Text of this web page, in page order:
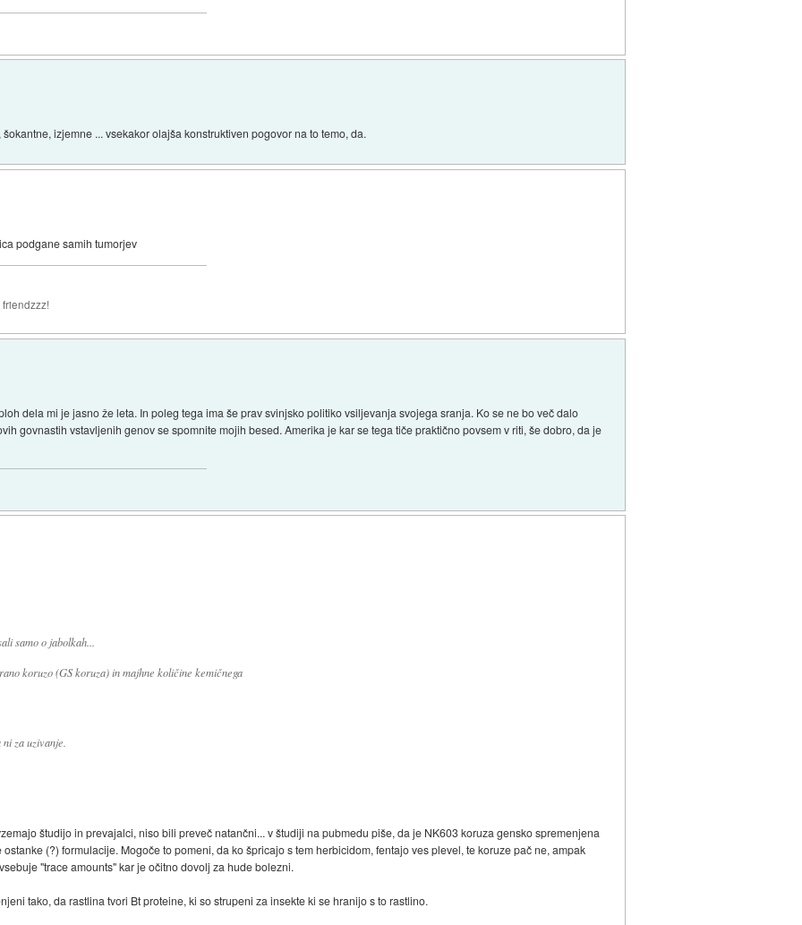
izjemne ... vsekakor olajša konstruktiven pogovor na to temo, da.
podgane samih tumorjev
dela mi je jasno že leta. In poleg tega ima še prav svinjsko politiko vsiljevanja svojega sranja. Ko se ne bo več dalo
govnastih vstavljenih genov se spomnite mojih besed. Amerika je kar se tega tiče praktično povsem v riti, še dobro, da je
samo o jabolkah...
koruzo (GS koruza) in majhne količine kemičnega
za uzivanje.
študijo in prevajalci, niso bili preveč natančni... v študiji na pubmedu piše, da je NK603 koruza gensko spremenjena
(?) formulacije. Mogoče to pomeni, da ko špricajo s tem herbicidom, fentajo ves plevel, te koruze pač ne, ampak
"trace amounts" kar je očitno dovolj za hude bolezni.
tako, da rastlina tvori Bt proteine, ki so strupeni za insekte ki se hranijo s to rastlino.